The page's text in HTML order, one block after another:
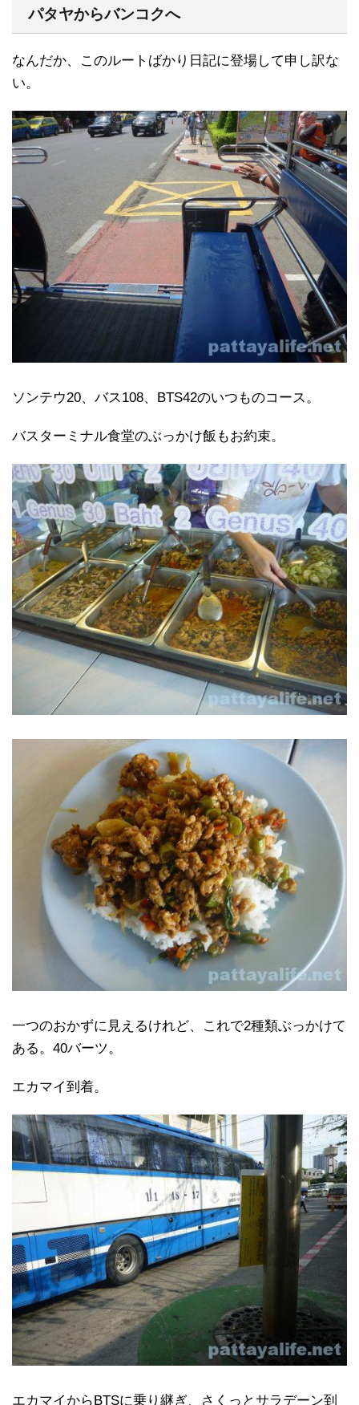
パタヤからバンコクへ
なんだか、このルートばかり日記に登場して申し訳な
い。
ソンテウ20、バス108、BTS42のいつものコース。
バスターミナル食堂のぶっかけ飯もお約束。
一つのおかずに見えるけれど、これで2種類ぶっかけて
ある。40バーツ。
エカマイ到着。
エカマイからBTSに乗り継ぎ、さくっとサラデーン到